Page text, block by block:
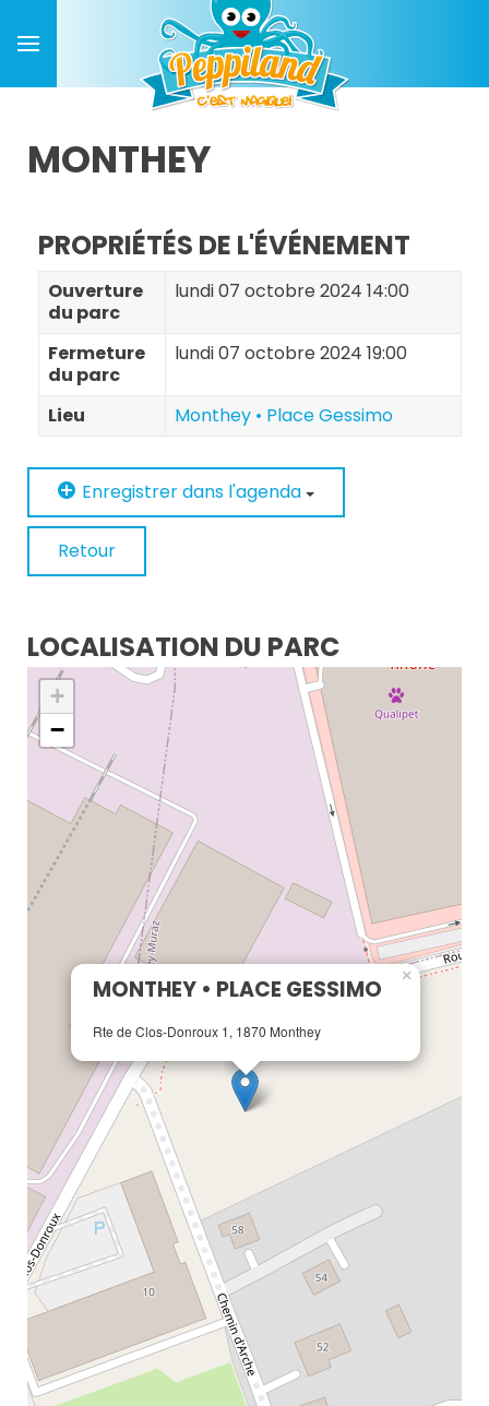
MONTHEY
PROPRIÉTÉS DE L'ÉVÉNEMENT
Ouverture
du parc
lundi 07 octobre 2024 14:00
Fermeture
du parc
lundi 07 octobre 2024 19:00
Lieu Monthey • Place Gessimo
Enregistrer dans l'agenda
Retour
LOCALISATION DU PARC
MONTHEY • PLACE GESSIMO
Rte de Clos-Donroux 1, 1870 Monthey
×
+
−